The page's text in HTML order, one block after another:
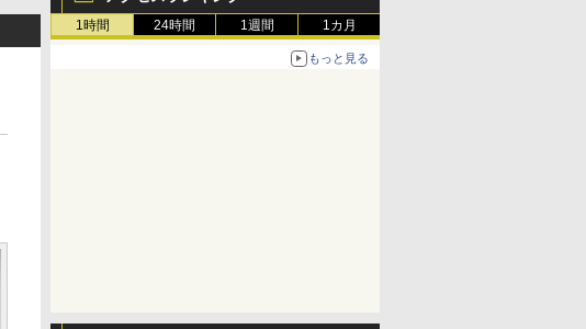
1時間 24時間 1週間 1カ月
もっと見る